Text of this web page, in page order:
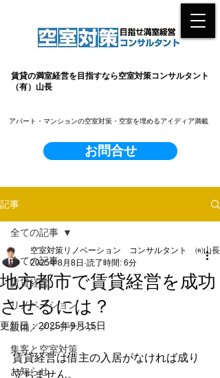
賃貸の満室経営を目指すなら空室対策コンサルタント
（有）山長
お問合せ
​アパート・マンションの空室対策・空室を埋めるアイディア満載
記事
全ての記事
賃貸経営
リノベーション
設備／メンテナンス
集客と空室対策
お知らせ
全ての記事
地方都市で賃貸経営を成功
させるには？
空室対策リノベーション コンサルタント ㈲山長
2025年8月8日 読了時間: 6分
更新日：2025年9月15日
賃貸経営は借主の入居がなければ成り
立ちません。